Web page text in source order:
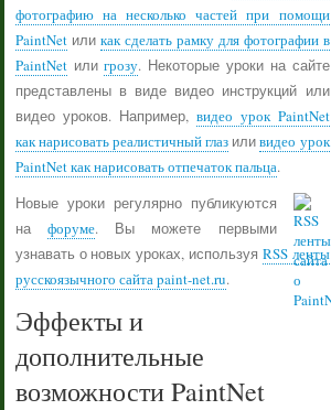
фотографию на несколько частей при помощи
PaintNetили как сделать рамку для фотографии в
PaintNetилигрозу. Некоторые уроки на сайте
представлены в виде видео инструкций или
видео уроков. Например, видео урок PaintNet
как нарисовать реалистичный глаз иливидео урок
PaintNet как нарисовать отпечаток пальца.
Новые уроки регулярно публикуются
нафоруме. Вы можете первыми
узнавать о новых уроках, используя RSS ленты
русскоязычного сайта paint-net.ru.
Эффекты и
дополнительные
возможности PaintNet